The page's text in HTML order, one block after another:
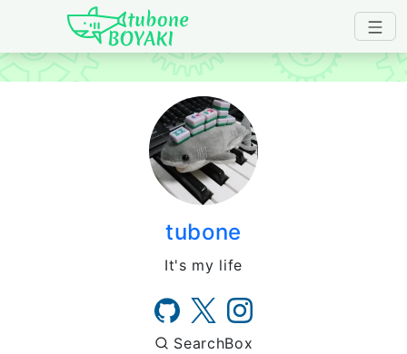
Japanese IT Developer's
tubone
It's my life
SearchBox